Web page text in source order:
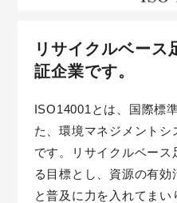
リサイクルベー
証企業です。
ISO14001とは、国際標
た、環境マネジメント
です。リサイクルベース
る目標とし、資源の有
と普及に力を入れてまい